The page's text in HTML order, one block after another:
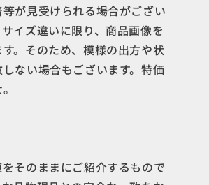
が見受けられる場合がござい
イズ違いに限り、商品画像を
。そのため、模様の出方や状
ない場合もございます。特価
そのままにご紹介するもので